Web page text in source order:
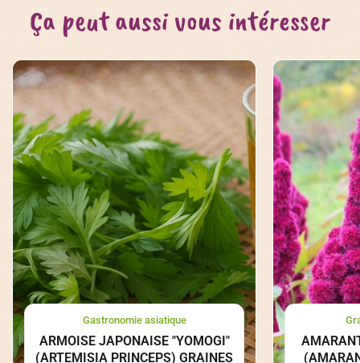
Ça peut aussi vous intéresser
Gastronomie asiatique
ARMOISE JAPONAISE "YOMOGI"
(ARTEMISIA PRINCEPS) GRAINES